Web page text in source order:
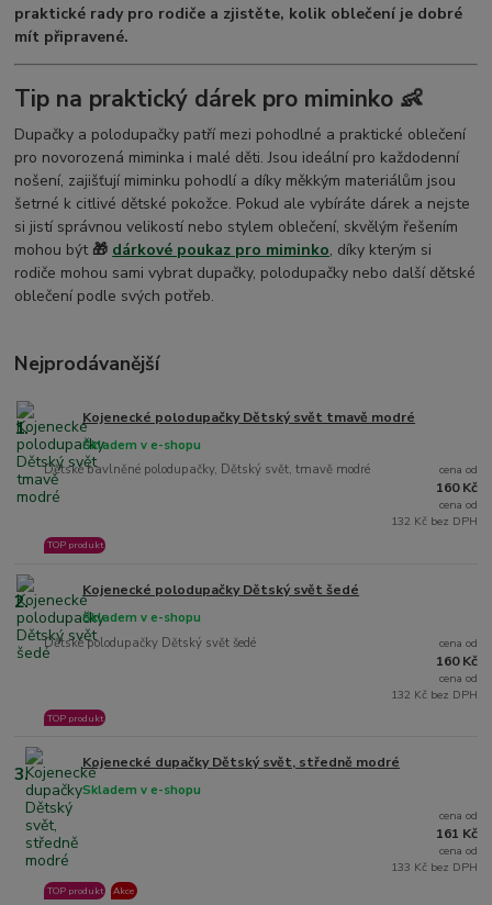
praktické rady pro rodiče a zjistěte, kolik oblečení je dobré
mít připravené.
Tip na praktický dárek pro miminko 👶
Dupačky a polodupačky patří mezi pohodlné a praktické oblečení
pro novorozená miminka i malé děti. Jsou ideální pro každodenní
nošení, zajišťují miminku pohodlí a díky měkkým materiálům jsou
šetrné k citlivé dětské pokožce. Pokud ale vybíráte dárek a nejste
si jistí správnou velikostí nebo stylem oblečení, skvělým řešením
mohou být 🎁 dárkové poukaz pro miminko, díky kterým si
rodiče mohou sami vybrat dupačky, polodupačky nebo další dětské
oblečení podle svých potřeb.
Nejprodávanější
1. Kojenecké polodupačky Dětský svět tmavě modré
Dětské bavlněné polodupačky, Dětský svět, tmavě modré
Skladem v e-shopu
TOP produkt
cena od
160 Kč
cena od
132 Kč bez DPH
2. Kojenecké polodupačky Dětský svět šedé
Dětské polodupačky Dětský svět šedé
Skladem v e-shopu
TOP produkt
cena od
160 Kč
cena od
132 Kč bez DPH
3. Kojenecké dupačky Dětský svět, středně modré
Skladem v e-shopu
TOP produkt Akce
cena od
161 Kč
cena od
133 Kč bez DPH